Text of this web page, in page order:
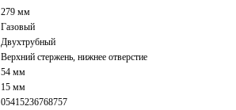
279 мм
Газовый
Двухтрубный
Верхний стержень, нижнее отверстие
54 мм
15 мм
05415236768757